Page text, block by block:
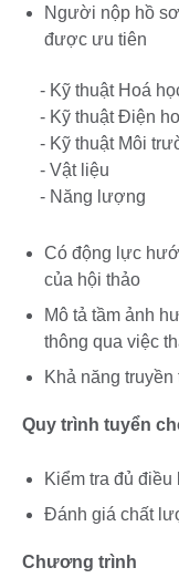
Người nộp hồ
được ưu tiên
- Kỹ thuật Hoá
- Kỹ thuật Điện
- Kỹ thuật Môi
- Vật liệu
- Năng lượng
Có động lực
của hội thảo
Mô tả tầm ảnh
thông qua việc
Khả năng
Quy trình tuyển
Kiểm tra đủ điều
Đánh giá chất
Chương trình